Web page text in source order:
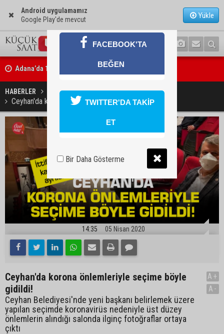
Android uygulamamız
Google Play'de mevcut
Yükle
Adana’da 12 bin 73 afet konutu ve köy evi inşa edildi
Tarihi Tepebağ Projesi için değerlendirme toplantısı yapıldı
HABERLER SİYASET
Ceyhan'da korona önlemleriyle seçime böyle gidildi!
14:35 05 Nisan 2020
Ceyhan'da korona önlemleriyle seçime böyle
gidildi!
Ceyhan Belediyesi'nde yeni başkanı belirlemek üzere
yapılan seçimde koronavirüs nedeniyle üst düzey
önlemlerin alındığı salonda ilginç fotoğraflar ortaya
çıktı
A+
A-
FACEBOOK'TA
BEĞEN
TWITTER'DA TAKİP
ET
Bir Daha Gösterme